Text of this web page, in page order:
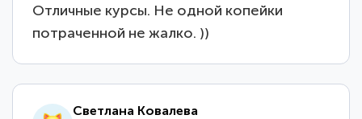
Отличные курсы. Не одной копейки
потраченной не жалко. ))
Светлана Ковалева